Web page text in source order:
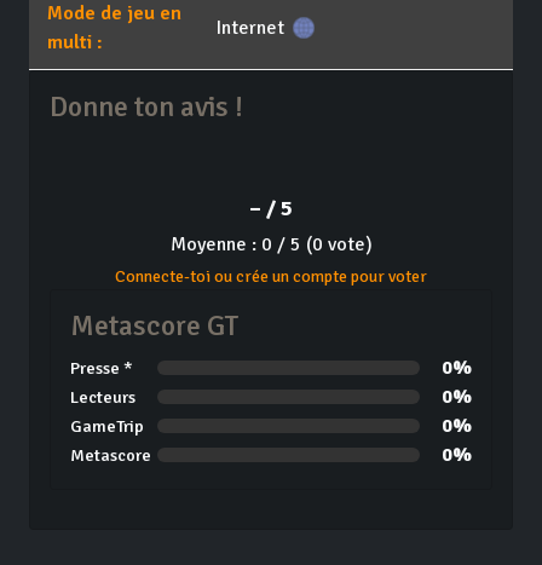
Mode de jeu en
multi :
Internet
Donne ton avis !
– / 5
Moyenne : 0 / 5 (0 vote)
Connecte-toi ou crée un compte pour voter
Metascore GT
Presse * 0%
Lecteurs 0%
GameTrip 0%
Metascore 0%